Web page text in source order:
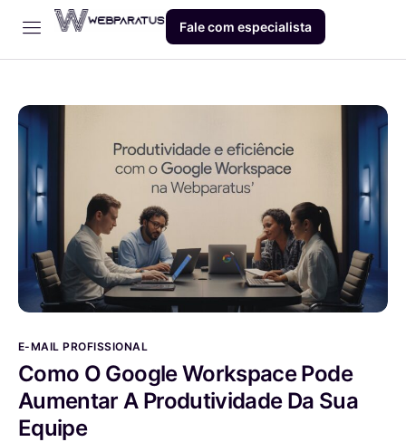
Dev
Blog
Contato
Fale com especialista
E-MAIL PROFISSIONAL
Como O Google Workspace Pode
Aumentar A Produtividade Da Sua
Equipe